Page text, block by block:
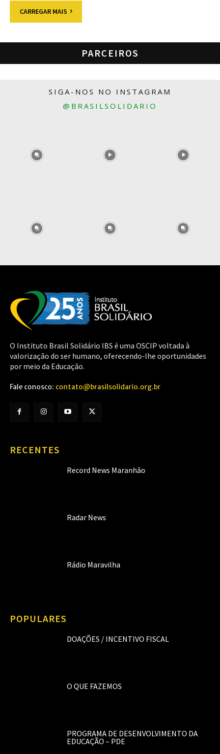
CARREGAR MAIS
PARCEIROS
SIGA-NOS NO INSTAGRAM
@BRASILSOLIDARIO
O Instituto Brasil Solidário IBS é uma OSCIP voltada à
valorização do ser humano, oferecendo-lhe oportunidades
por meio da Educação.
Fale conosco: contato@brasilsolidario.org.br
RECENTES
Record News Maranhão
Radar News
Rádio Maravilha
POPULARES
DOAÇÕES / INCENTIVO FISCAL
O QUE FAZEMOS
PROGRAMA DE DESENVOLVIMENTO DA
EDUCAÇÃO – PDE